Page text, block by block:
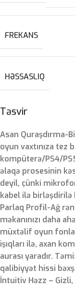
Təsvir
Asan Quraşdırma-
oyun vaxtınıza tez
kompüterə/PS4/
əlaqə prosesinin
deyil, çünki
kabel ilə birləşdirilə
Parlaq Profil-Ağ
məkanınızı daha
müxtəlif oyun
işıqları ilə, axan
aurası yaradır.
qalibiyyət hissi
İntuitiv Həzz –
FREKANS
HƏSSASLIQ